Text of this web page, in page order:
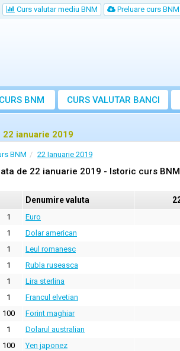
Curs valutar mediu BNM Preluare curs BNM
BNM CURS VALUTAR BANCI
22 ianuarie 2019
BNM 22 Ianuarie 2019
de 22 ianuarie 2019 - Istoric curs BNM
Denumire valuta
1 Euro
1 Dolar american
1 Leul romanesc
1 Rubla ruseasca
1 Lira sterlina
1 Francul elvetian
100 Forint maghiar
1 Dolarul australian
100 Yen japonez